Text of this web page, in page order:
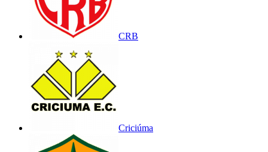
CRB
Criciúma